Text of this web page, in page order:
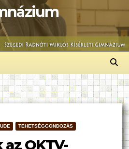
TEHETSÉGGONDOZÁS
OKTV-